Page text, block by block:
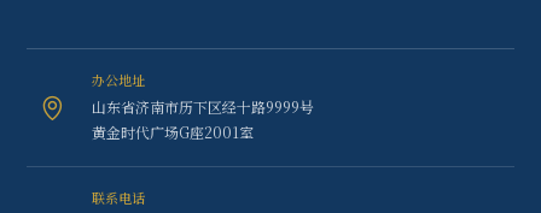
办公地址
山东省济南市历下区经十路9999号
黄金时代广场G座2001室
联系电话